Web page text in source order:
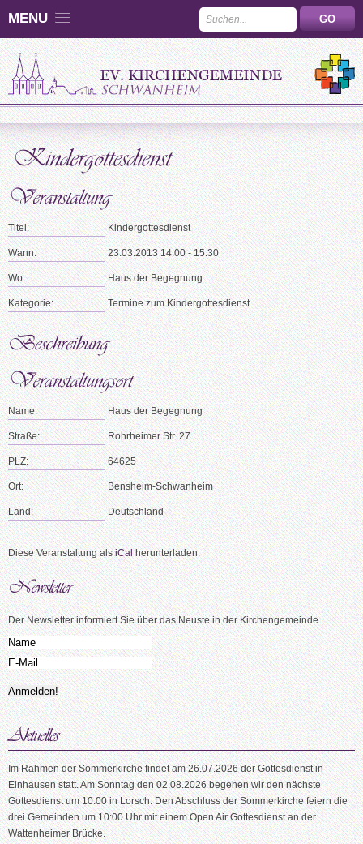
MENU
Titel: Kindergottesdienst
Wann: 23.03.2013 14:00 - 15:30
Wo: Haus der Begegnung
Kategorie: Termine zum Kindergottesdienst
Name: Haus der Begegnung
Straße: Rohrheimer Str. 27
PLZ: 64625
Ort: Bensheim-Schwanheim
Land: Deutschland
Diese Veranstaltung alsiCalherunterladen.
Der Newsletter informiert Sie über das Neuste in der Kirchengemeinde.
Im Rahmen der Sommerkirche findet am 26.07.2026 der Gottesdienst in
Einhausen statt. Am Sonntag den 02.08.2026 begehen wir den nächste
Gottesdienst um 10:00 in Lorsch. Den Abschluss der Sommerkirche feiern die
drei Gemeinden um 10:00 Uhr mit einem Open Air Gottesdienst an der
Wattenheimer Brücke.